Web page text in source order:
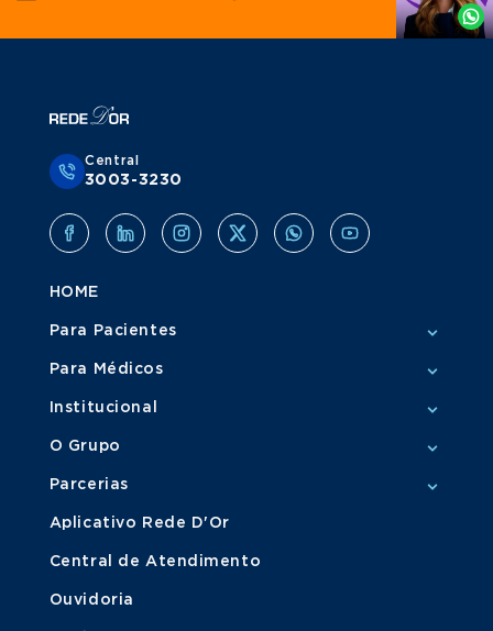
Whatsapp
Central
3003-3230
HOME
Para Pacientes
Para Médicos
Institucional
O Grupo
Parcerias
Aplicativo Rede D'Or
Central de Atendimento
Ouvidoria